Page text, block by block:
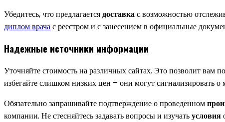
Убедитесь, что предлагаетсядоставкас возможностью
диплом врачас реестром и с занесением в официальные
Надежные источники информации
Уточняйте стоимость на различных сайтах. Это позволит вам
избегайте слишком низких цен – они могут сигнализировать о
Обязательно запрашивайте подтверждение о проведенном
компании. Не стесняйтесь задавать вопросы и изучатьусловия